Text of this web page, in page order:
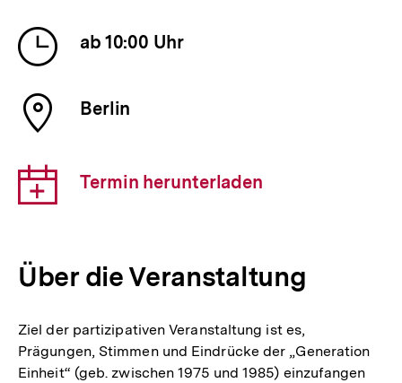
Veranstaltung
Uhrzeit
der
Veranstaltung
ab 10:00 Uhr
Ort
der
Berlin
Download-
Link:
Termin herunterladen
Über die Veranstaltung
Ziel der partizipativen Veranstaltung ist es,
Prägungen, Stimmen und Eindrücke der „Generation
Einheit“ (geb. zwischen 1975 und 1985) einzufangen